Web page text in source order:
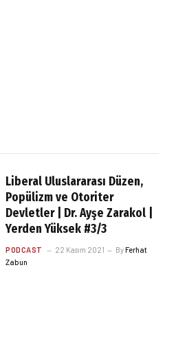
Liberal Uluslararası Düzen,
Popülizm ve Otoriter
Devletler | Dr. Ayşe Zarakol |
Yerden Yüksek #3/3
PODCAST 22 Kasım 2021 ByFerhat
Zabun